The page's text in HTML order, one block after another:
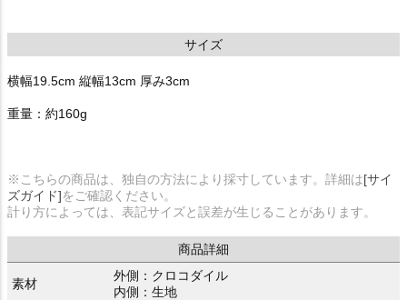
サイズ
横幅19.5cm 縦幅13cm 厚み3cm
重量：約160g
※こちらの商品は、独自の方法により採寸しています。詳細は[サイ
ズガイド]をご確認ください。
計り方によっては、表記サイズと誤差が生じることがあります。
商品詳細
素材
外側：クロコダイル
内側：生地